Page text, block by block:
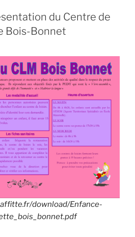
du Centre de
Bois-Bonnet
download/Enfance-